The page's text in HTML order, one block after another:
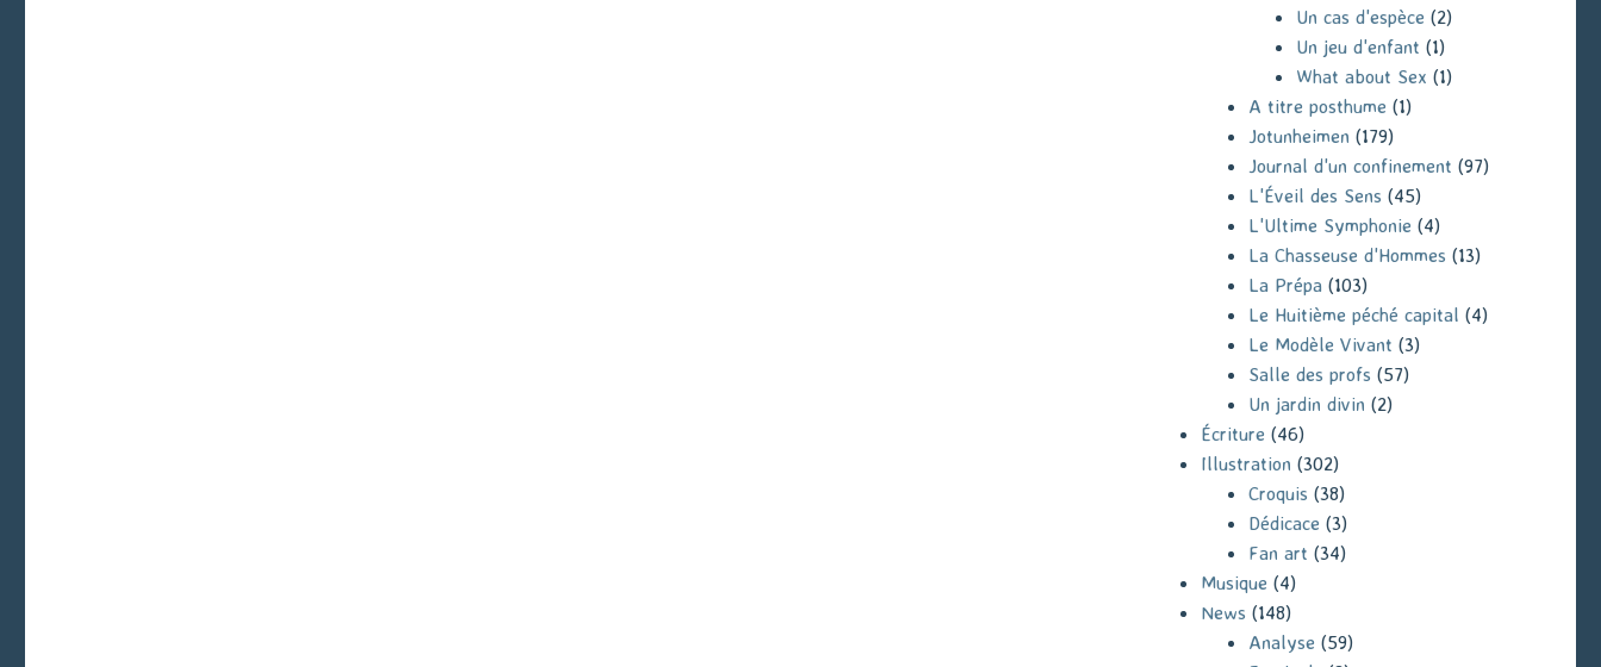
Un cas d'espèce (2)
Un jeu d'enfant (1)
What about Sex (1)
A titre posthume (1)
Jotunheimen (179)
Journal d'un confinement (97)
L'Éveil des Sens (45)
L'Ultime Symphonie (4)
La Chasseuse d'Hommes (13)
La Prépa(103)
Le Huitième péché capital (4)
Le Modèle Vivant (3)
Salle des profs (57)
Un jardin divin (2)
Écriture (46)
Illustration (302)
Croquis (38)
Dédicace (3)
Fan art (34)
Musique (4)
News (148)
Analyse (59)